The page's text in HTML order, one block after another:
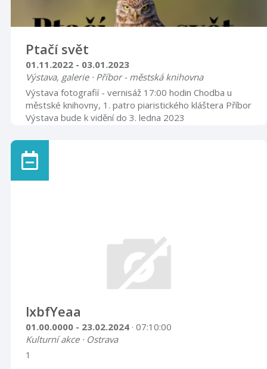
Ptačí svět
01.11.2022 - 03.01.2023
Výstava, galerie · Příbor - městská knihovna
Výstava fotografií - vernisáž 17:00 hodin Chodba u
městské knihovny, 1. patro piaristického kláštera Příbor
Výstava bude k vidění do 3. ledna 2023
lxbfYeaa
01.00.0000 - 23.02.2024 · 07:10:00
Kulturní akce · Ostrava
1